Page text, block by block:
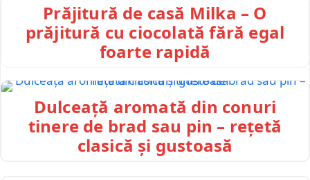
Prăjitură de casă Milka – O
prăjitură cu ciocolată fără egal
foarte rapidă
Dulceață aromată din conuri
tinere de brad sau pin – rețetă
clasică și gustoasă